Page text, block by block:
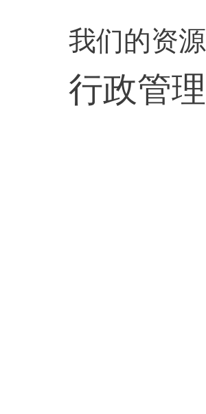
我们的资源
行政管理